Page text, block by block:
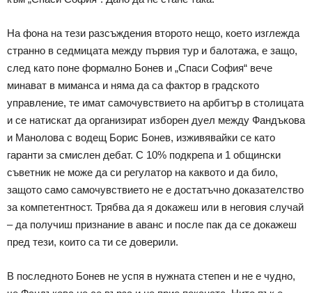
На фона на тези разсъждения второто нещо, което изглежда
странно в седмицата между първия тур и балотажа, е защо,
след като поне формално Бонев и „Спаси София“ вече
минават в миманса и няма да са фактор в градското
управление, те имат самочувствието на арбитър в столицата
и се натискат да организират изборен дуел между Фандъкова
и Манолова с водещ Борис Бонев, изживявайки се като
гаранти за смислен дебат. С 10% подкрепа и 1 общински
съветник не може да си регулатор на каквото и да било,
защото само самочувствието не е достатъчно доказателство
за компетентност. Трябва да я докажеш или в неговия случай
– да получиш признание в аванс и после пак да се докажеш
пред тези, които са ти се доверили.
В последното Бонев не успя в нужната степен и не е чудно,